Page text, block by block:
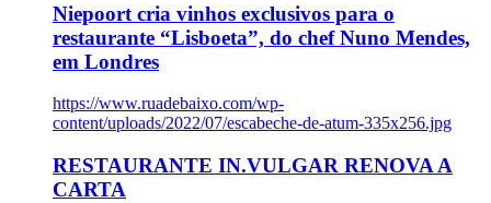
Niepoort cria vinhos exclusivos para o
restaurante “Lisboeta”, do chef Nuno Mendes,
em Londres
https://www.ruadebaixo.com/wp-
content/uploads/2022/07/escabeche-de-atum-335x256.jpg
RESTAURANTE IN.VULGAR RENOVA A
CARTA